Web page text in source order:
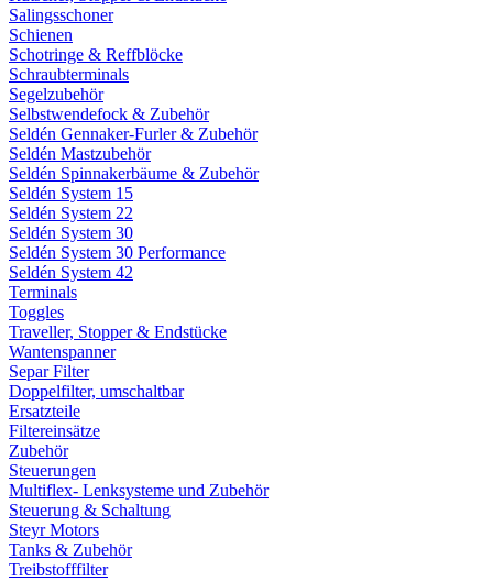
Salingsschoner
Schienen
Schotringe & Reffblöcke
Schraubterminals
Segelzubehör
Selbstwendefock & Zubehör
Seldén Gennaker-Furler & Zubehör
Seldén Mastzubehör
Seldén Spinnakerbäume & Zubehör
Seldén System 15
Seldén System 22
Seldén System 30
Seldén System 30 Performance
Seldén System 42
Terminals
Toggles
Traveller, Stopper & Endstücke
Wantenspanner
Separ Filter
Doppelfilter, umschaltbar
Ersatzteile
Filtereinsätze
Zubehör
Steuerungen
Multiflex- Lenksysteme und Zubehör
Steuerung & Schaltung
Steyr Motors
Tanks & Zubehör
Treibstofffilter